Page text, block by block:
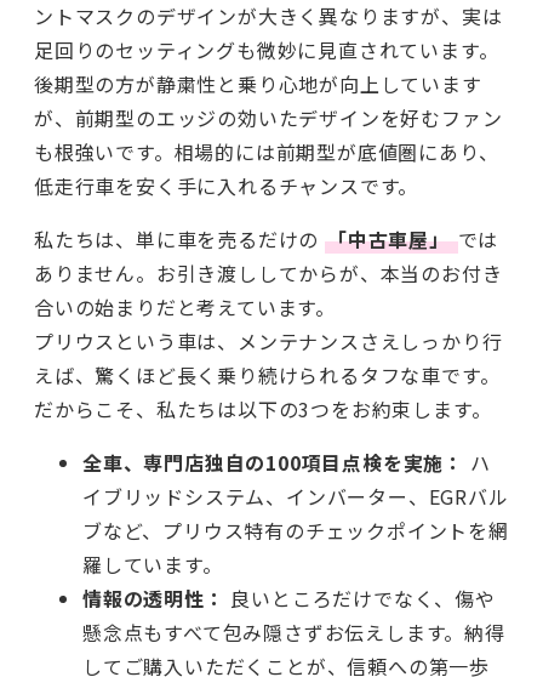
ントマスクのデザインが大きく異なりますが、実は
足回りのセッティングも微妙に見直されています。
後期型の方が静粛性と乗り心地が向上しています
が、前期型のエッジの効いたデザインを好むファン
も根強いです。相場的には前期型が底値圏にあり、
低走行車を安く手に入れるチャンスです。
私たちは、単に車を売るだけの「中古車屋」では
ありません。お引き渡ししてからが、本当のお付き
合いの始まりだと考えています。
プリウスという車は、メンテナンスさえしっかり行
えば、驚くほど長く乗り続けられるタフな車です。
だからこそ、私たちは以下の3つをお約束します。
全車、専門店独自の100項目点検を実施： ハ
イブリッドシステム、インバーター、EGRバル
ブなど、プリウス特有のチェックポイントを網
羅しています。
情報の透明性： 良いところだけでなく、傷や
懸念点もすべて包み隠さずお伝えします。納得
してご購入いただくことが、信頼への第一歩